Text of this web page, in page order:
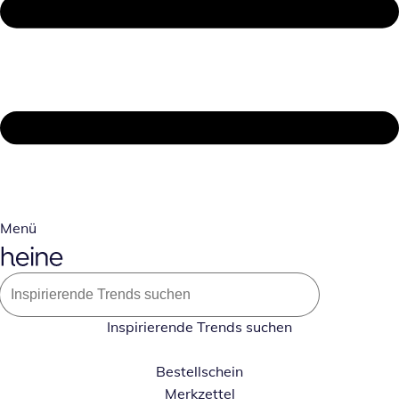
Menü
Inspirierende Trends suchen
Bestellschein
Merkzettel